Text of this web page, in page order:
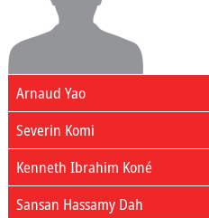
Arnaud Yao
Severin Komi
Kenneth Ibrahim Koné
Sansan Hassamy Dah